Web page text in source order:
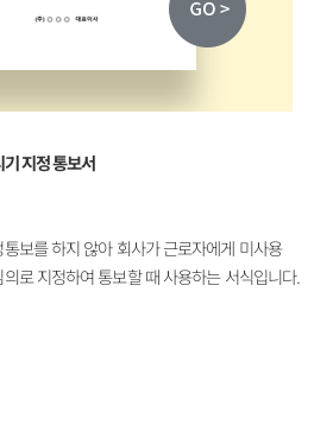
지정 통보서
보를 하지 않아 회사가 근로자에게 미사용
로 지정하여 통보할 때 사용하는 서식입니다.